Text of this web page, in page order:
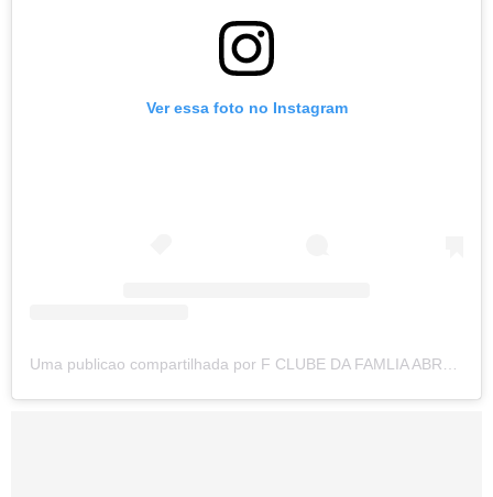
Ver essa foto no Instagram
Uma publicao compartilhada por F CLUBE DA FAMLIA ABRAVANEL (@familia_abravanel)